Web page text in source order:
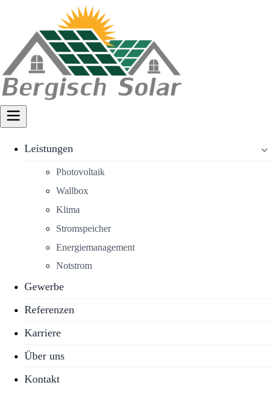
Leistungen
Photovoltaik
Wallbox
Klima
Stromspeicher
Energiemanagement
Notstrom
Gewerbe
Referenzen
Karriere
Über uns
Kontakt